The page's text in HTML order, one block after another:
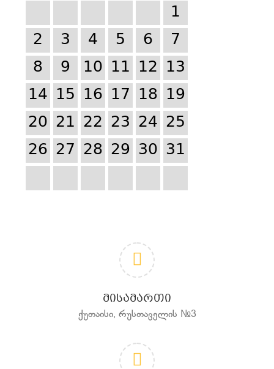
1
2
3 4 5 6
7
8
9 10 11 12 13
14 15 16 17 18 19
20 21 22 23 24 25
26 27 28 29 30 31
ᲛᲘᲡᲐᲛᲐᲠᲗᲘ
ქუთაისი, რუსთაველის №3